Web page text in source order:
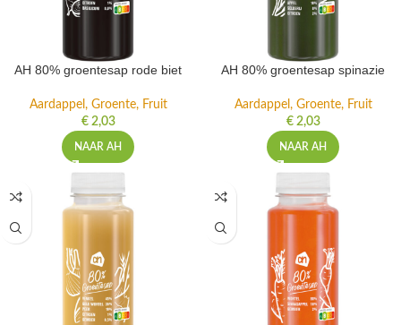
AH 80% groentesap rode biet
Aardappel, Groente, Fruit
€2,03
NAAR AH
AH 80% groentesap spinazie
Aardappel, Groente, Fruit
€2,03
NAAR AH